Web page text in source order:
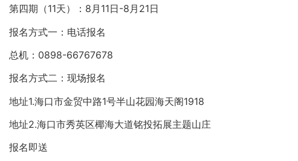
第四期（11天）：8月11日-8月21日
报名方式一：电话报名
总机：0898-66767678
报名方式二：现场报名
地址1.海口市金贸中路1号半山花园海天阁1918
地址2.海口市秀英区椰海大道铭投拓展主题山庄
报名即送